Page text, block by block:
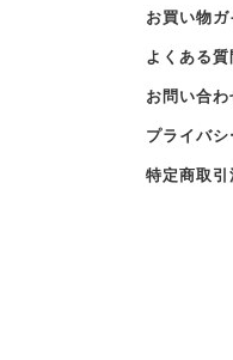
お買い物ガ
よくある質
お問い合わ
プライバ
特定商取